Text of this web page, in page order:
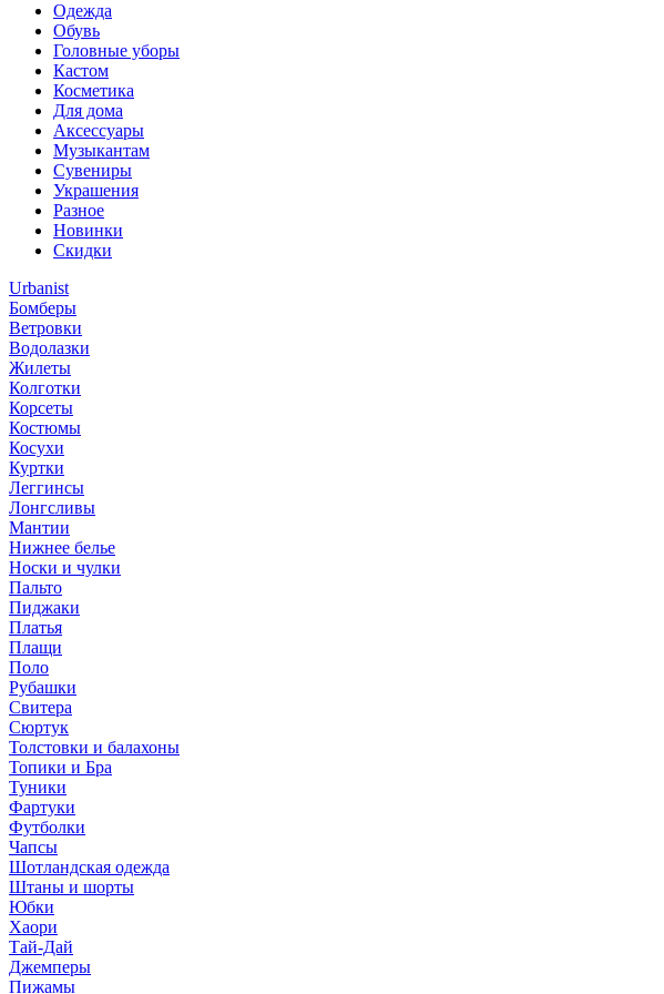
Одежда
Обувь
Головные уборы
Кастом
Косметика
Для дома
Аксессуары
Музыкантам
Сувениры
Украшения
Разное
Новинки
Скидки
Urbanist
Бомберы
Ветровки
Водолазки
Жилеты
Колготки
Корсеты
Костюмы
Косухи
Куртки
Леггинсы
Лонгсливы
Мантии
Нижнее белье
Носки и чулки
Пальто
Пиджаки
Платья
Плащи
Поло
Рубашки
Свитера
Сюртук
Толстовки и балахоны
Топики и Бра
Туники
Фартуки
Футболки
Чапсы
Шотландская одежда
Штаны и шорты
Юбки
Хаори
Тай-Дай
Джемперы
Пижамы